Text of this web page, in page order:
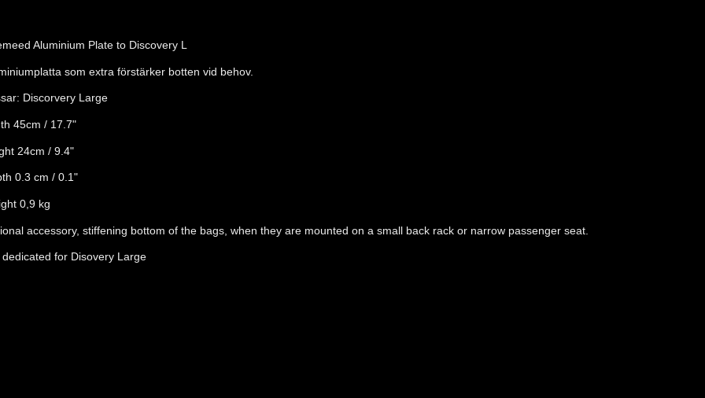
Aluminium Plate to Discovery L
som extra förstärker botten vid behov.
Discorvery Large
45cm / 17.7"
24cm / 9.4"
0.3 cm / 0.1"
0,9 kg
accessory, stiffening bottom of the bags, when they are mounted on a small back rack or narrow passenger seat.
for Disovery Large